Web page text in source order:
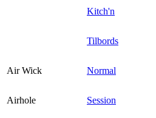
Kitch'n
Tilbords
Air Wick
Normal
Airhole Session